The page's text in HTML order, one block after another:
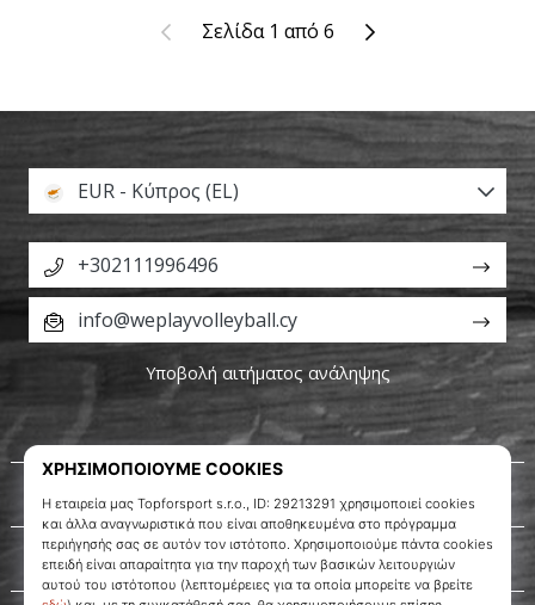
Προηγούμενο
Σελίδα 1 από 6 Επόμενο
Σχετικά μ' εμάς
Εξυπηρέτηση πελατών
EUR - Κύπρος (EL)
+302111996496
info@weplayvolleyball.cy
Υποβολή αιτήματος ανάληψης